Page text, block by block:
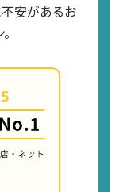
安があるお